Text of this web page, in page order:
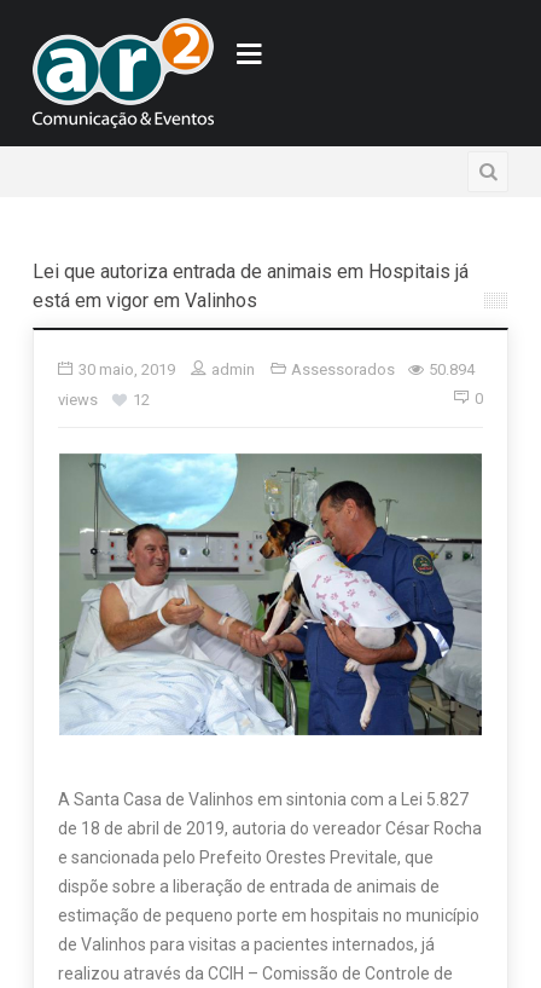
Lei que autoriza entrada de animais em Hospitais já
está em vigor em Valinhos
30 maio, 2019 admin Assessorados
50.894
views
12 0
A Santa Casa de Valinhos em sintonia com a Lei 5.827
de 18 de abril de 2019, autoria do vereador César Rocha
e sancionada pelo Prefeito Orestes Previtale, que
dispõe sobre a liberação de entrada de animais de
estimação de pequeno porte em hospitais no município
de Valinhos para visitas a pacientes internados, já
realizou através da CCIH – Comissão de Controle de